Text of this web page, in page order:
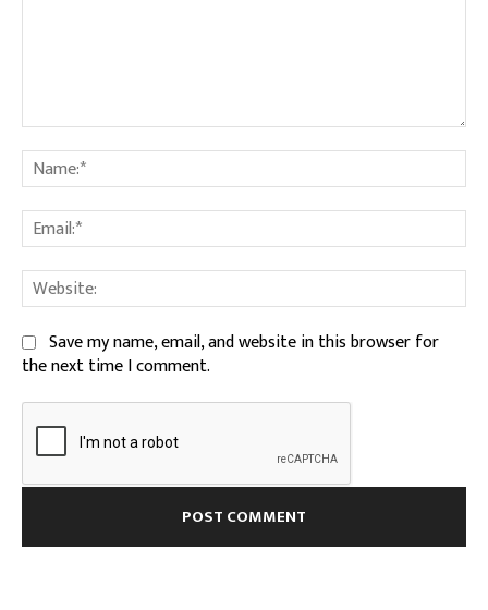
Save my name, email, and website in this browser for
the next time I comment.